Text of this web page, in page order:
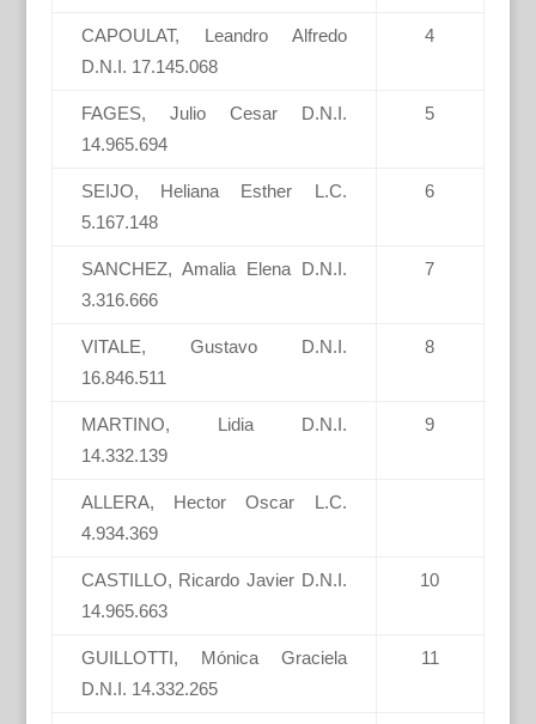
CAPOULAT, Leandro Alfredo
D.N.I. 17.145.068
4
FAGES, Julio Cesar D.N.I.
14.965.694
5
SEIJO, Heliana Esther L.C.
5.167.148
6
SANCHEZ, Amalia Elena D.N.I.
3.316.666
7
VITALE, Gustavo D.N.I.
16.846.511
8
MARTINO, Lidia D.N.I.
14.332.139
9
ALLERA, Hector Oscar L.C.
4.934.369
CASTILLO, Ricardo Javier D.N.I.
14.965.663
10
GUILLOTTI, Mónica Graciela
D.N.I. 14.332.265
11